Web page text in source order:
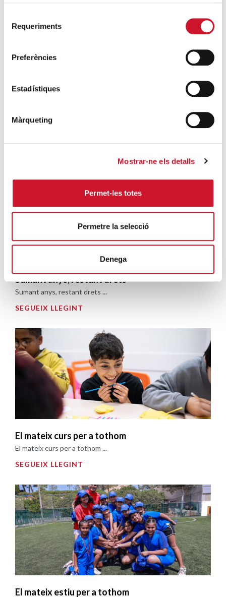
Requeriments
Preferències
Estadístiques
Màrqueting
Mostrar-ne els detalls
Permet-les totes
Permetre la selecció
Denega
créixer el Maresme
Campanyes solidàries
Sumant anys, restant drets
Sumant anys, restant drets ...
SEGUEIX LLEGINT
El mateix curs per a tothom
El mateix curs per a tothom ...
SEGUEIX LLEGINT
El mateix estiu per a tothom